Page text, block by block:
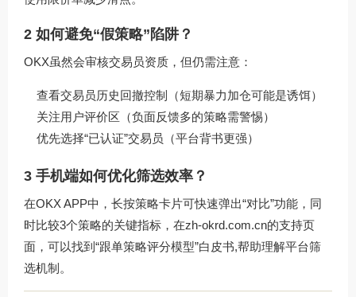
2 如何避免“假策略”陷阱？
OKX虽然会审核交易员资质，但仍需注意：
查看交易员历史回撤控制（短期暴力加仓可能是诱饵）
关注用户评价区（负面反馈多的策略需警惕）
优先选择“已认证”交易员（平台背书更强）
3 手机端如何优化筛选效率？
在OKX APP中，长按策略卡片可快速弹出“对比”功能，同
时比较3个策略的关键指标，在zh-okrd.com.cn的支持页
面，可以找到“跟单策略评分模型”白皮书,帮助理解平台筛
选机制。